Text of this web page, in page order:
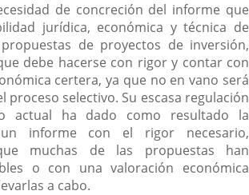
de concreción del informe que
jurídica, económica y técnica de
de proyectos de inversión,
debe hacerse con rigor y contar con
certera, ya que no en vano será
proceso selectivo. Su escasa regulación
actual ha dado como resultado la
informe con el rigor necesario,
muchas de las propuestas han
o con una valoración económica
a cabo.